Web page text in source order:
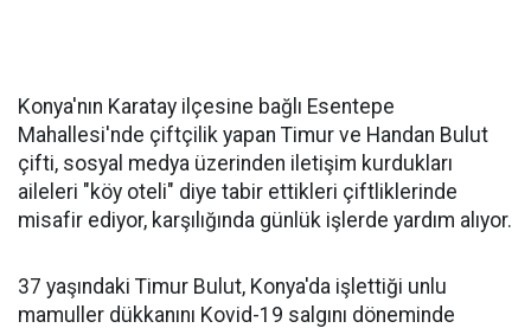
Konya'nın Karatay ilçesine bağlı Esentepe
Mahallesi'nde çiftçilik yapan Timur ve Handan Bulut
çifti, sosyal medya üzerinden iletişim kurdukları
aileleri "köy oteli" diye tabir ettikleri çiftliklerinde
misafir ediyor, karşılığında günlük işlerde yardım alıyor.
37 yaşındaki Timur Bulut, Konya'da işlettiği unlu
mamuller dükkanını Kovid-19 salgını döneminde